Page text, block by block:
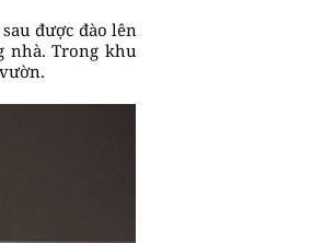
được đào lên
nhà. Trong khu